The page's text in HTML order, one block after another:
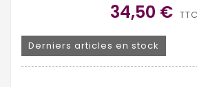
34,50 € TTC
Derniers articles en stock